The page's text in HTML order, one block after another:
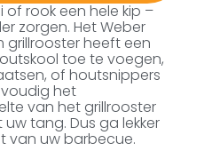
of rook een hele kip –
zorgen. Het Weber
grillrooster heeft een
toe te voegen,
of houtsnippers
het
van het grillrooster
tang. Dus ga lekker
van uw barbecue.